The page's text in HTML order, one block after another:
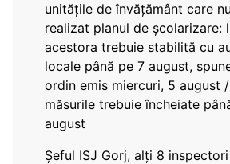
unitățile de învățământ care
realizat planul de școlarizare:
acestora trebuie stabilită cu
locale până pe 7 august,
ordin emis miercuri, 5 august
măsurile trebuie încheiate
august
Șeful ISJ Gorj, alți 8